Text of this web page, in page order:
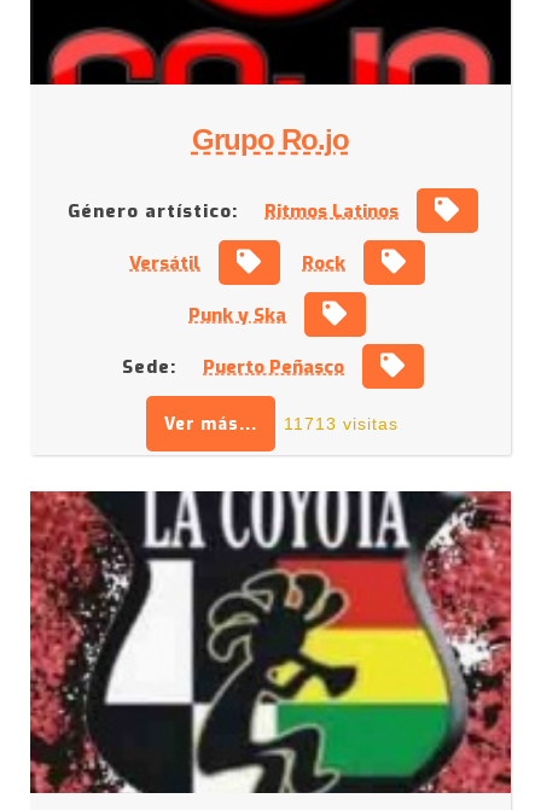
Grupo Ro.jo
Género artístico: Ritmos Latinos
Versátil Rock
Punk y Ska
Sede: Puerto Peñasco
Ver más... 11713 visitas